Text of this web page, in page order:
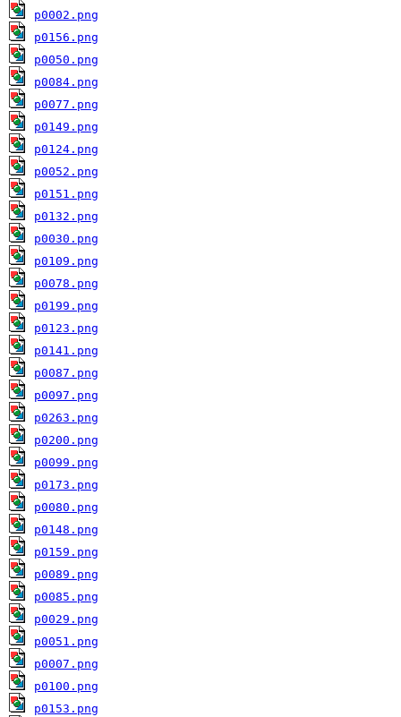
p0002.png
p0156.png
p0050.png
p0084.png
p0077.png
p0149.png
p0124.png
p0052.png
p0151.png
p0132.png
p0030.png
p0109.png
p0078.png
p0199.png
p0123.png
p0141.png
p0087.png
p0097.png
p0263.png
p0200.png
p0099.png
p0173.png
p0080.png
p0148.png
p0159.png
p0089.png
p0085.png
p0029.png
p0051.png
p0007.png
p0100.png
p0153.png